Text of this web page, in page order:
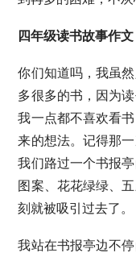
四年级读书故事作
你们知道吗，我虽
多很多的书，因为
我一点都不喜欢看
来的想法。记得那
我们路过一个书报
图案、花花绿绿、
刻就被吸引过去了。
我站在书报亭边不